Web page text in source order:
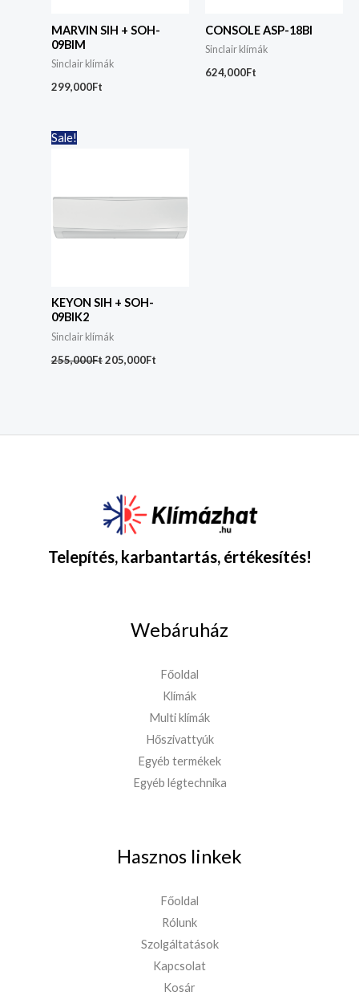
MARVIN SIH + SOH-
09BIM
Sinclair klímák
299,000Ft
CONSOLE ASP-18BI
Sinclair klímák
624,000Ft
Sale!
KEYON SIH + SOH-
09BIK2
Sinclair klímák
255,000Ft 205,000Ft
Telepítés, karbantartás, értékesítés!
Webáruház
Főoldal
Klímák
Multi klímák
Hőszivattyúk
Egyéb termékek
Egyéb légtechnika
Hasznos linkek
Főoldal
Rólunk
Szolgáltatások
Kapcsolat
Kosár